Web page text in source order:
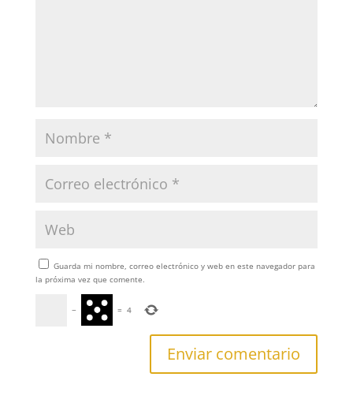
Guarda mi nombre, correo electrónico y web en este navegador para
la próxima vez que comente.
− = 4